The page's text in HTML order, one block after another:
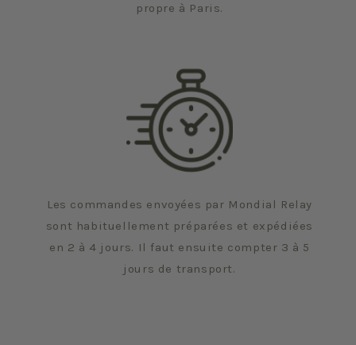
propre à Paris.
Les commandes envoyées par Mondial Relay
sont habituellement préparées et expédiées
en 2 à 4 jours. Il faut ensuite compter 3 à 5
jours de transport.